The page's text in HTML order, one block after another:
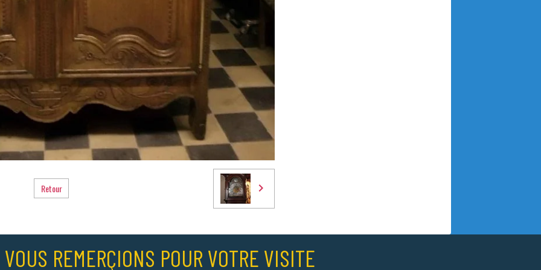
Retour
REMERÇIONS POUR VOTRE VISITE